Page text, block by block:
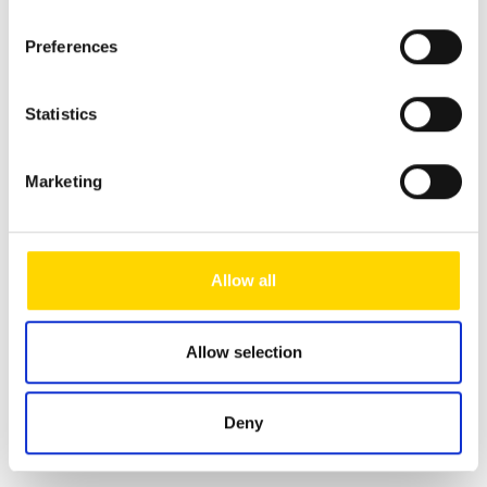
Preferences
Statistics
Marketing
Allow all
Allow selection
Deny
Fields marked with * are mandatory!
your entries will be stored in your e-mail inbox together
with the contact details you provide in order to process
your enquiry. This data is not passed on by us and is only
For further information, please refer to ourdata protection